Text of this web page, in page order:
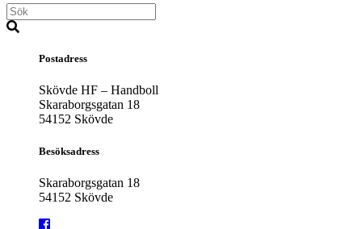
Postadress
Skövde HF – Handboll
Skaraborgsgatan 18
54152 Skövde
Besöksadress
Skaraborgsgatan 18
54152 Skövde